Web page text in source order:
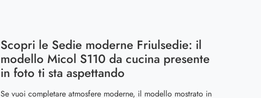
Scopri le Sedie moderne Friulsedie: il
modello Micol S110 da cucina presente
in foto ti sta aspettando
Se vuoi completare atmosfere moderne, il modello mostrato in